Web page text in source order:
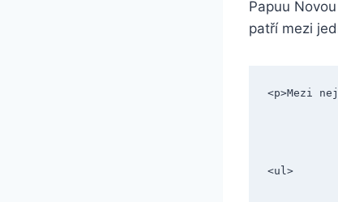
Papuu
patří mezi
<p>Mezi
<ul>